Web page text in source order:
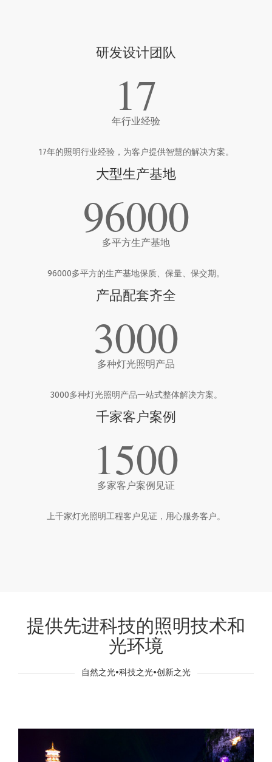
研发设计团队
17
年行业经验
17年的照明行业经验，为客户提供智慧的解决方案。
大型生产基地
96000
多平方生产基地
96000多平方的生产基地保质、保量、保交期。
产品配套齐全
3000
多种灯光照明产品
3000多种灯光照明产品一站式整体解决方案。
千家客户案例
1500
多家客户案例见证
上千家灯光照明工程客户见证，用心服务客户。
提供先进科技的照明技术和
光环境
自然之光•科技之光•创新之光